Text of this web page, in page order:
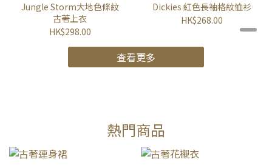
Jungle Storm大地色條紋
古著上衣
HK$298.00
Dickies 紅色長袖格紋恤衫
HK$268.00
查看更多
熱門商品